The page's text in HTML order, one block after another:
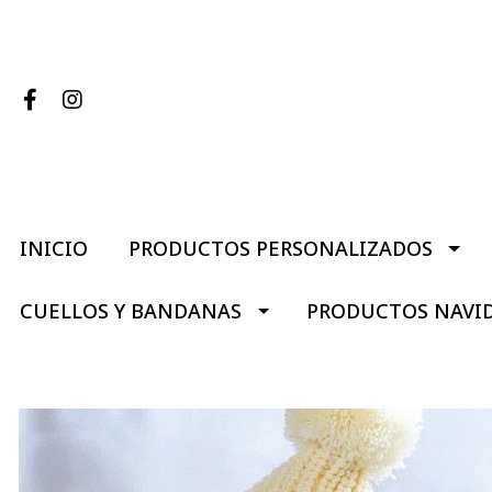
INICIO PRODUCTOS PERSONALIZADOS
CUELLOS Y BANDANAS PRODUCTOS